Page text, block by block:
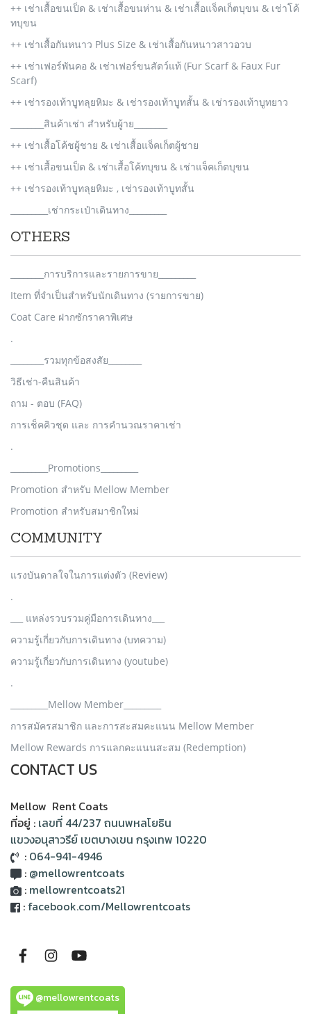
++ เช่าเสื้อขนเป็ด & เช่าเสื้อขนห่าน & เช่าเสื้อแจ็คเก็ตบุขน & เช่าโค้
ทบุขน
++ เช่าเสื้อกันหนาว Plus Size & เช่าเสื้อกันหนาวสาวอวบ
++ เช่าเฟอร์พันคอ & เช่าเฟอร์ขนสัตว์แท้ (Fur Scarf & Faux Fur
Scarf)
++ เช่ารองเท้าบูทลุยหิมะ & เช่ารองเท้าบูทสั้น & เช่ารองเท้าบูทยาว
________สินค้าเช่า สำหรับผู้าย________
++ เช่าเสื้อโค้ชผู้ชาย & เช่าเสื้อแจ็คเก็ตผู้ชาย
++ เช่าเสื้อขนเป็ด & เช่าเสื้อโค้ทบุขน & เช่าแจ็คเก็ตบุขน
++ เช่ารองเท้าบูทลุยหิมะ , เช่ารองเท้าบูทสั้น
_________เช่ากระเป๋าเดินทาง_________
OTHERS
________การบริการและรายการขาย_________
Item ที่จำเป็นสำหรับนักเดินทาง (รายการขาย)
Coat Care ฝากซักราคาพิเศษ
.
________รวมทุกข้อสงสัย________
วิธีเช่า-คืนสินค้า
ถาม - ตอบ (FAQ)
การเช็คคิวชุด และ การคำนวณราคาเช่า
.
_________Promotions_________
Promotion สำหรับ Mellow Member
Promotion สำหรับสมาชิกใหม่
COMMUNITY
แรงบันดาลใจในการแต่งตัว (Review)
.
___ แหล่งรวบรวมคู่มือการเดินทาง___
ความรู้เกี่ยวกับการเดินทาง (บทความ)
ความรู้เกี่ยวกับการเดินทาง (youtube)
.
_________Mellow Member_________
การสมัครสมาชิก และการสะสมคะแนน Mellow Member
Mellow Rewards การแลกคะแนนสะสม (Redemption)
CONTACT US
Mellow Rent Coats
ที่อยู่ : เลขที่ 44/237 ถนนพหลโยธิน
แขวงอนุสาวรีย์ เขตบางเขน กรุงเทพ 10220
: 064-941-4946
: @mellowrentcoats
: mellowrentcoats21
: facebook.com/Mellowrentcoats
@mellowrentcoats